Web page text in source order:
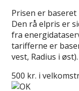
Prisen er
Den rå elpris er
fra
tarifferne er
vest, Radius i øst).
500 kr. i